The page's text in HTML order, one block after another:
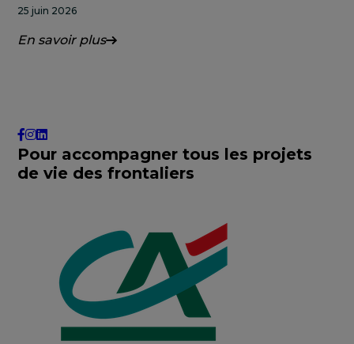
25 juin 2026
En savoir plus
Pour accompagner tous les projets
de vie des frontaliers